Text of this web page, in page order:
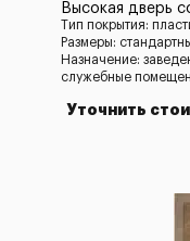
Высокая дверь
Тип покрытия:
Размеры:
Назначение:
служебные
Уточнить